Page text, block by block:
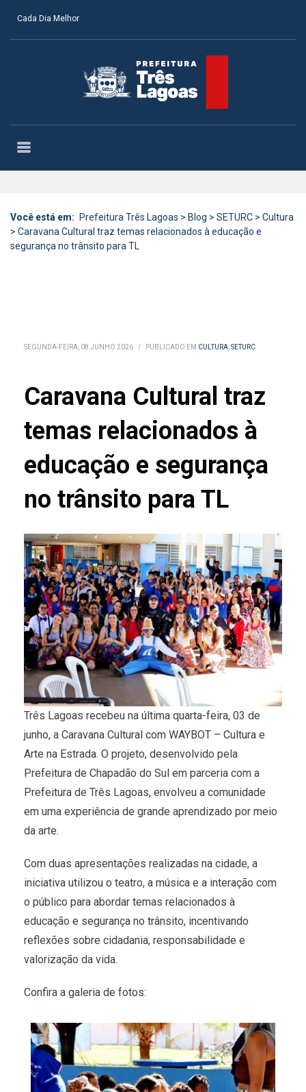
Cada Dia Melhor
Você está em: Prefeitura Três Lagoas > Blog > SETURC > Cultura
> Caravana Cultural traz temas relacionados à educação e
segurança no trânsito para TL
SEGUNDA-FEIRA, 08 JUNHO 2026 / PUBLICADO EM CULTURA,SETURC
Caravana Cultural traz
temas relacionados à
educação e segurança
no trânsito para TL
Três Lagoas recebeu na última quarta-feira, 03 de
junho, a Caravana Cultural com WAYBOT – Cultura e
Arte na Estrada. O projeto, desenvolvido pela
Prefeitura de Chapadão do Sul em parceria com a
Prefeitura de Três Lagoas, envolveu a comunidade
em uma experiência de grande aprendizado por meio
da arte.
Com duas apresentações realizadas na cidade, a
iniciativa utilizou o teatro, a música e a interação com
o público para abordar temas relacionados à
educação e segurança no trânsito, incentivando
reflexões sobre cidadania, responsabilidade e
valorização da vida.
Confira a galeria de fotos: